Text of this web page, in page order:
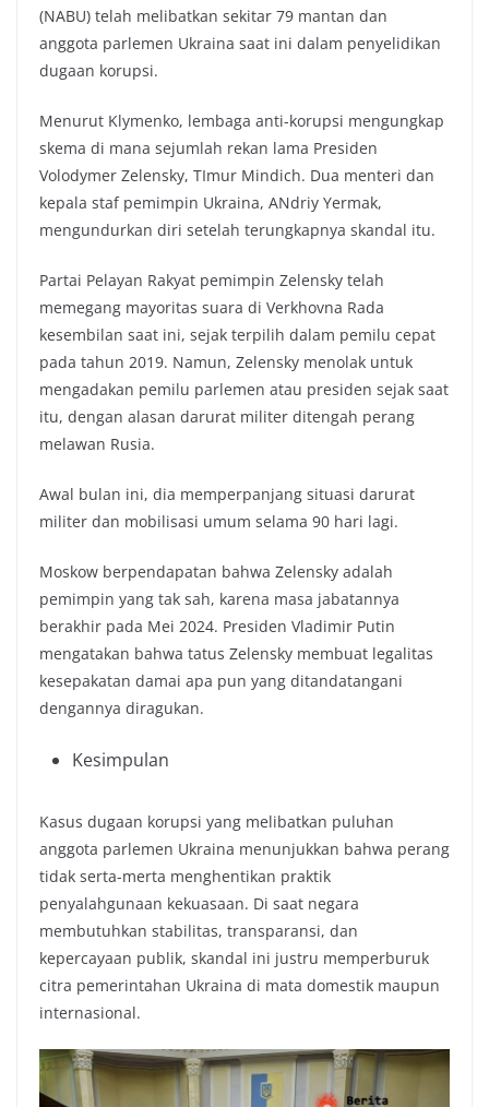
(NABU) telah melibatkan sekitar 79 mantan dan
anggota parlemen Ukraina saat ini dalam penyelidikan
dugaan korupsi.
Menurut Klymenko, lembaga anti-korupsi mengungkap
skema di mana sejumlah rekan lama Presiden
Volodymer Zelensky, TImur Mindich. Dua menteri dan
kepala staf pemimpin Ukraina, ANdriy Yermak,
mengundurkan diri setelah terungkapnya skandal itu.
Partai Pelayan Rakyat pemimpin Zelensky telah
memegang mayoritas suara di Verkhovna Rada
kesembilan saat ini, sejak terpilih dalam pemilu cepat
pada tahun 2019. Namun, Zelensky menolak untuk
mengadakan pemilu parlemen atau presiden sejak saat
itu, dengan alasan darurat militer ditengah perang
melawan Rusia.
Awal bulan ini, dia memperpanjang situasi darurat
militer dan mobilisasi umum selama 90 hari lagi.
Moskow berpendapatan bahwa Zelensky adalah
pemimpin yang tak sah, karena masa jabatannya
berakhir pada Mei 2024. Presiden Vladimir Putin
mengatakan bahwa tatus Zelensky membuat legalitas
kesepakatan damai apa pun yang ditandatangani
dengannya diragukan.
Kesimpulan
Kasus dugaan korupsi yang melibatkan puluhan
anggota parlemen Ukraina menunjukkan bahwa perang
tidak serta-merta menghentikan praktik
penyalahgunaan kekuasaan. Di saat negara
membutuhkan stabilitas, transparansi, dan
kepercayaan publik, skandal ini justru memperburuk
citra pemerintahan Ukraina di mata domestik maupun
internasional.